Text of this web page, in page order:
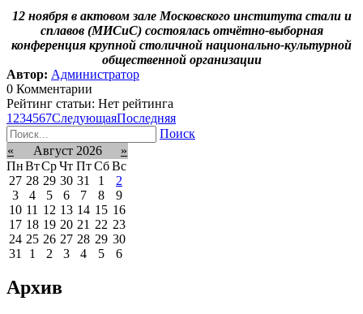
12 ноября в актовом зале Московского института стали и
сплавов (МИСиС) состоялась отчётно-выборная
конференция крупной столичной национально-культурной
общественной организации
Автор: Администратор
0 Комментарии
Рейтинг статьи: Нет рейтинга
1 234567СледующаяПоследняя
Поиск
«
Август 2026
»
ПнВтСрЧт Пт Сб Вс
27 28 29 30 31 1
2
3
4 5 6 7 8
9
10 11 12 13 14 15 16
17 18 19 20 21 22 23
24 25 26 27 28 29 30
31
1 2 3 4 5 6
Архив